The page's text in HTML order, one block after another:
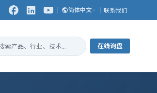
简体中文 联系我们
在线询盘